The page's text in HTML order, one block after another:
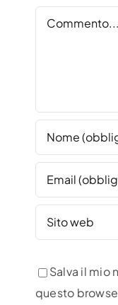
Commento
Salva il mio
questo